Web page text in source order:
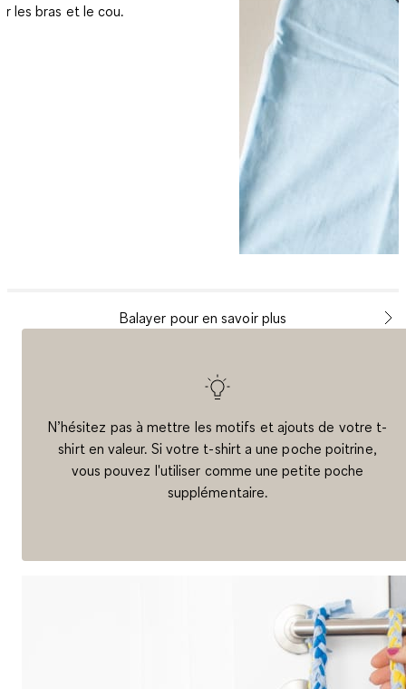
les bras et le cou.
Balayer pour en savoir plus
N’hésitez pas à mettre les motifs et ajouts de votre t-
shirt en valeur. Si votre t-shirt a une poche poitrine,
vous pouvez l'utiliser comme une petite poche
supplémentaire.